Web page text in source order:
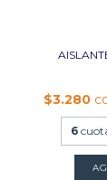
$3.280
6